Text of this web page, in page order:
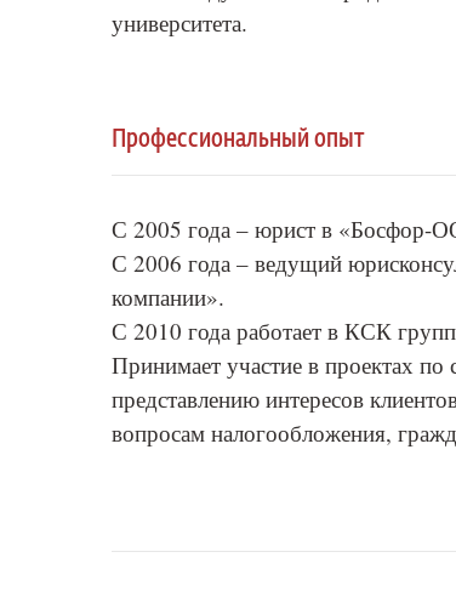
университета.
Профессиональный опыт
С 2005 года – юрист в «Босфор-
С 2006 года – ведущий
компании».
С 2010 года работает в КСК
Принимает участие в проектах
представлению интересов
вопросам налогообложения,